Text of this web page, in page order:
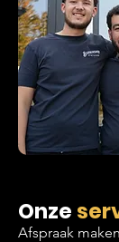
Onze
Afspraak